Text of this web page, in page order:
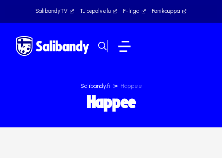
SalibandyTV Tulospalvelu F-liiga Fanikauppa
Salibandy.fi > Happee
Happee